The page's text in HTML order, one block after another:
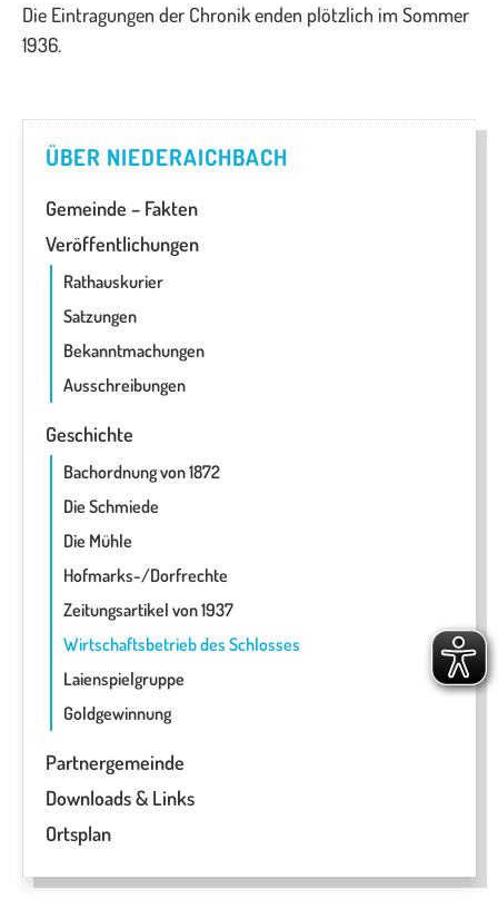
Die Eintragungen der Chronik enden plötzlich im Sommer
1936.
ÜBER NIEDERAICHBACH
Gemeinde – Fakten
Veröffentlichungen
Rathauskurier
Satzungen
Bekanntmachungen
Ausschreibungen
Geschichte
Bachordnung von 1872
Die Schmiede
Die Mühle
Hofmarks-/Dorfrechte
Zeitungsartikel von 1937
Wirtschaftsbetrieb des Schlosses
Laienspielgruppe
Goldgewinnung
Partnergemeinde
Downloads & Links
Ortsplan